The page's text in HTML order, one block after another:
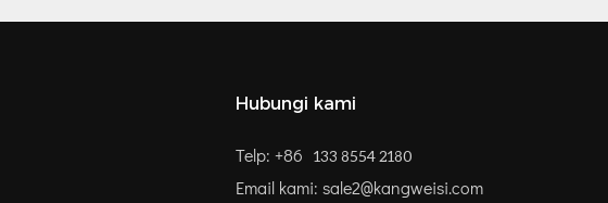
Hubungi kami
Telp: +86 133 8554 2180
Email kami: sale2@kangweisi.com